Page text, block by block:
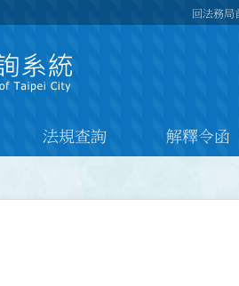
回法務局
法規查詢 解釋令函